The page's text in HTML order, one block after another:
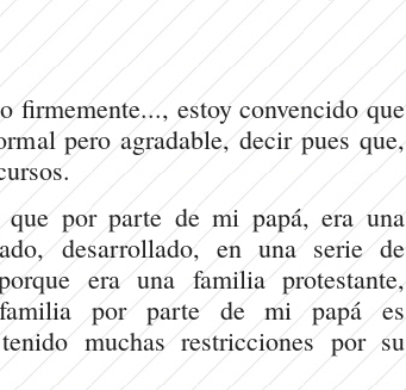
firmemente..., estoy convencido que
pero agradable, decir pues que,
por parte de mi papá, era una
desarrollado, en una serie de
era una familia protestante,
por parte de mi papá es
muchas restricciones por su